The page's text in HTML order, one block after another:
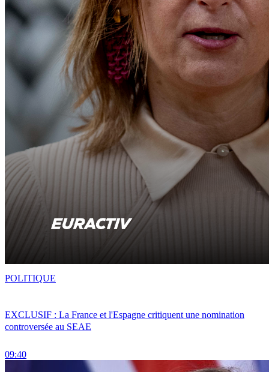
EXCLUSIF : La France et l'Espagne critiquent une nomination
controversée au SEAE
09:40
POLITIQUE